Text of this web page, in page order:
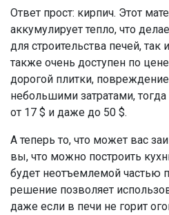
Ответ прост: кирпич. Этот
аккумулирует тепло, что
для строительства печей, так
также очень доступен по
дорогой плитки,
небольшими затратами,
от 17 $ и даже до 50 $.
А теперь то, что может вас
вы, что можно построить
будет неотъемлемой частью
решение позволяет
даже если в печи не горит